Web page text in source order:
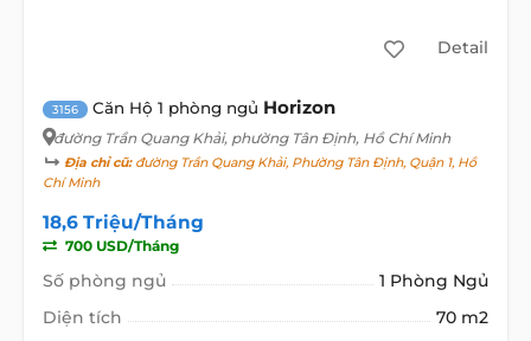
Detail
3156 Căn Hộ 1 phòng ngủ Horizon
đường Trần Quang Khải, phường Tân Định, Hồ Chí Minh
Địa chỉ cũ:đường Trần Quang Khải, Phường Tân Định, Quận 1, Hồ
Chí Minh
18,6 Triệu/Tháng
700 USD/Tháng
Số phòng ngủ
1 Phòng Ngủ
Diện tích
70 m2